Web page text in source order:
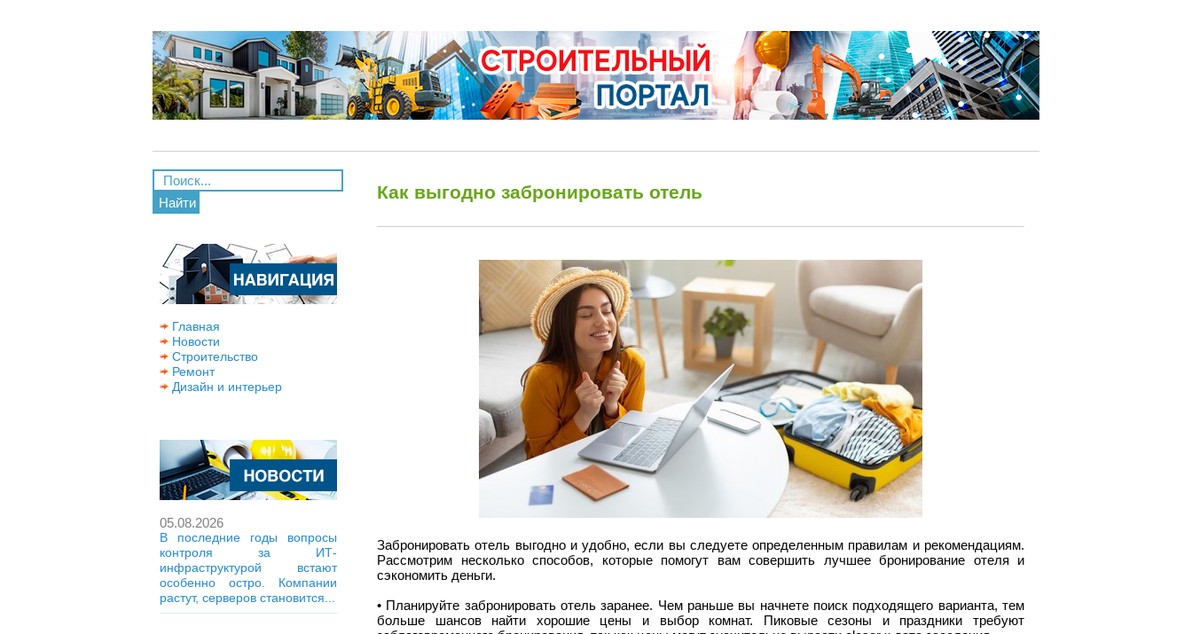
Найти
Главная
Новости
Строительство
Ремонт
Дизайн и интерьер
05.08.2026
В последние годы вопросы
контроля за ИТ-
инфраструктурой встают
особенно остро. Компании
растут, серверов становится...
Как выгодно забронировать отель
Забронировать отель выгодно и удобно, если вы следуете определенным правилам и рекомендациям.
Рассмотрим несколько способов, которые помогут вам совершить лучшее бронирование отеля и
сэкономить деньги.
• Планируйте забронировать отель заранее. Чем раньше вы начнете поиск подходящего варианта, тем
больше шансов найти хорошие цены и выбор комнат. Пиковые сезоны и праздники требуют